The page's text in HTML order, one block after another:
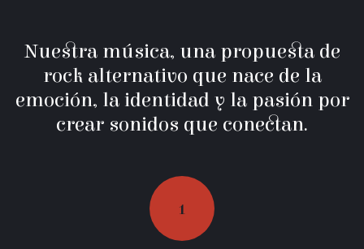
Nuestra música, una propuesta de
rock alternativo que nace de la
emoción, la identidad y la pasión por
crear sonidos que conectan.
1